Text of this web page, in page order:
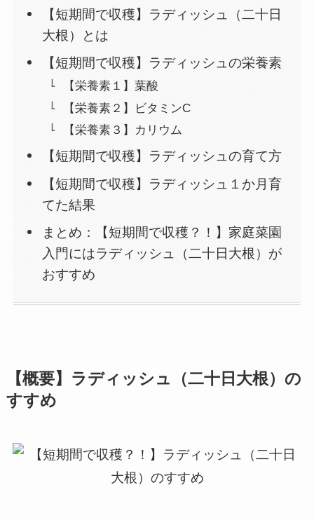
【短期間で収穫】ラディッシュ（二十日
大根）とは
【短期間で収穫】ラディッシュの栄養素
【栄養素１】葉酸
【栄養素２】ビタミンC
【栄養素３】カリウム
【短期間で収穫】ラディッシュの育て方
【短期間で収穫】ラディッシュ１か月育
てた結果
まとめ：【短期間で収穫？！】家庭菜園
入門にはラディッシュ（二十日大根）が
おすすめ
【概要】ラディッシュ（二十日大根）の
すすめ